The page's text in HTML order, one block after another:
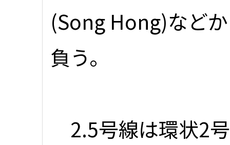
(Song Hong)など
負う。
2.5号線は環状2